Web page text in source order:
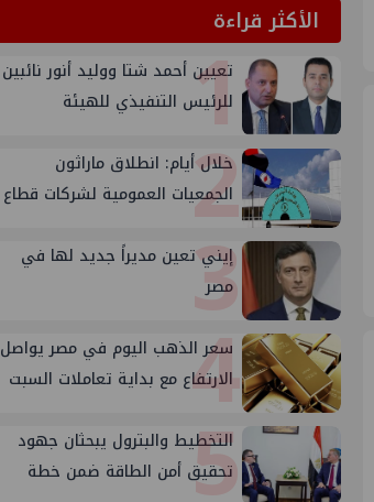
الأكثر قراءة
1
تعيين أحمد شتا ووليد أنور نائبين
للرئيس التنفيذي للهيئة
2
خلال أيام: انطلاق ماراثون
الجمعيات العمومية لشركات قطاع
3
إيني تعين مديراً جديد لها في
مصر
4
سعر الذهب اليوم في مصر يواصل
الارتفاع مع بداية تعاملات السبت
5
التخطيط والبترول يبحثان جهود
تحقيق أمن الطاقة ضمن خطة